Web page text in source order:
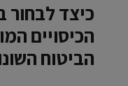
כיצד לבחור
הכיסויים
הביטוח